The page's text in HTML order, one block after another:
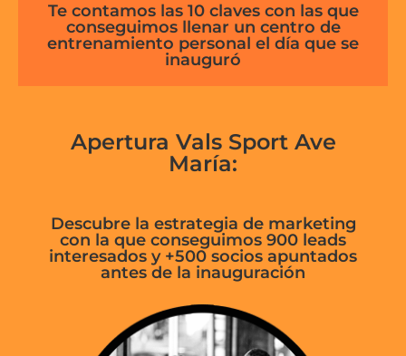
Te contamos las 10 claves con las que
conseguimos llenar un centro de
entrenamiento personal el día que se
inauguró
Apertura Vals Sport Ave
María:
Descubre la estrategia de marketing
con la que conseguimos 900 leads
interesados y +500 socios apuntados
antes de la inauguración